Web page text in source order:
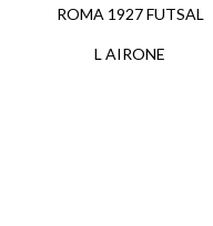
ROMA 1927 FUTSAL
L AIRONE